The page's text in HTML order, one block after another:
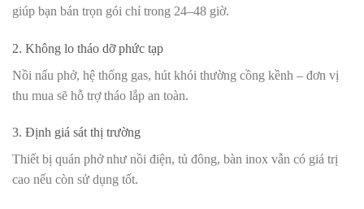
giúp bạn bán trọn gói chỉ trong 24–48 giờ.
2. Không lo tháo dỡ phức tạp
Nồi nấu phở, hệ thống gas, hút khói thường cồng kềnh – đơn vị
thu mua sẽ hỗ trợ tháo lắp an toàn.
3. Định giá sát thị trường
Thiết bị quán phở như nồi điện, tủ đông, bàn inox vẫn có giá trị
cao nếu còn sử dụng tốt.